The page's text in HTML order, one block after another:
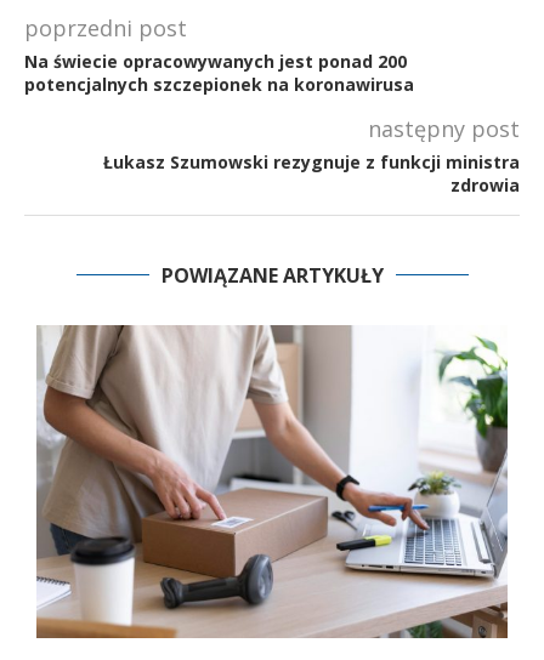
poprzedni post
Na świecie opracowywanych jest ponad 200
potencjalnych szczepionek na koronawirusa
następny post
Łukasz Szumowski rezygnuje z funkcji ministra
zdrowia
POWIĄZANE ARTYKUŁY